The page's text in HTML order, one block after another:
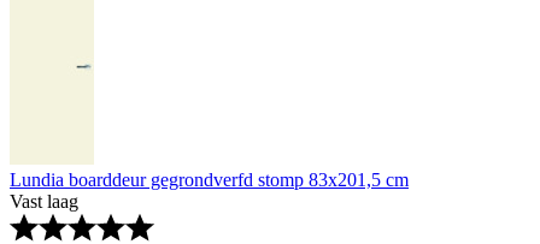
Lundia boarddeur gegrondverfd stomp 83x201,5 cm
Vast laag